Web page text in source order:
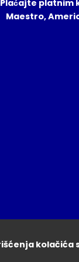
Plaćajte platnim
Maestro,
kolačića